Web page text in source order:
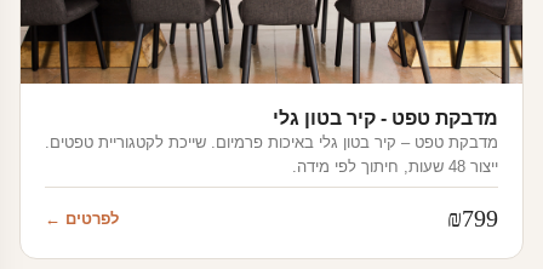
מדבקת טפט - קיר בטון גלי
מדבקת טפט – קיר בטון גלי באיכות פרמיום. שייכת לקטגוריית טפטים.
ייצור 48 שעות, חיתוך לפי מידה.
₪799 לפרטים ←